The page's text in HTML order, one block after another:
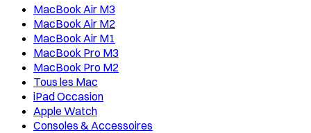
MacBook Air M3
MacBook Air M2
MacBook Air M1
MacBook Pro M3
MacBook Pro M2
Tous les Mac
iPad Occasion
Apple Watch
Consoles & Accessoires